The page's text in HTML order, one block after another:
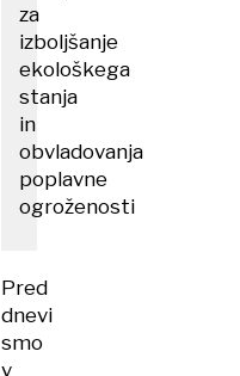
za
izboljšanje
ekološkega
stanja
in
obvladovanja
poplavne
ogroženosti
Pred
dnevi
smo
v